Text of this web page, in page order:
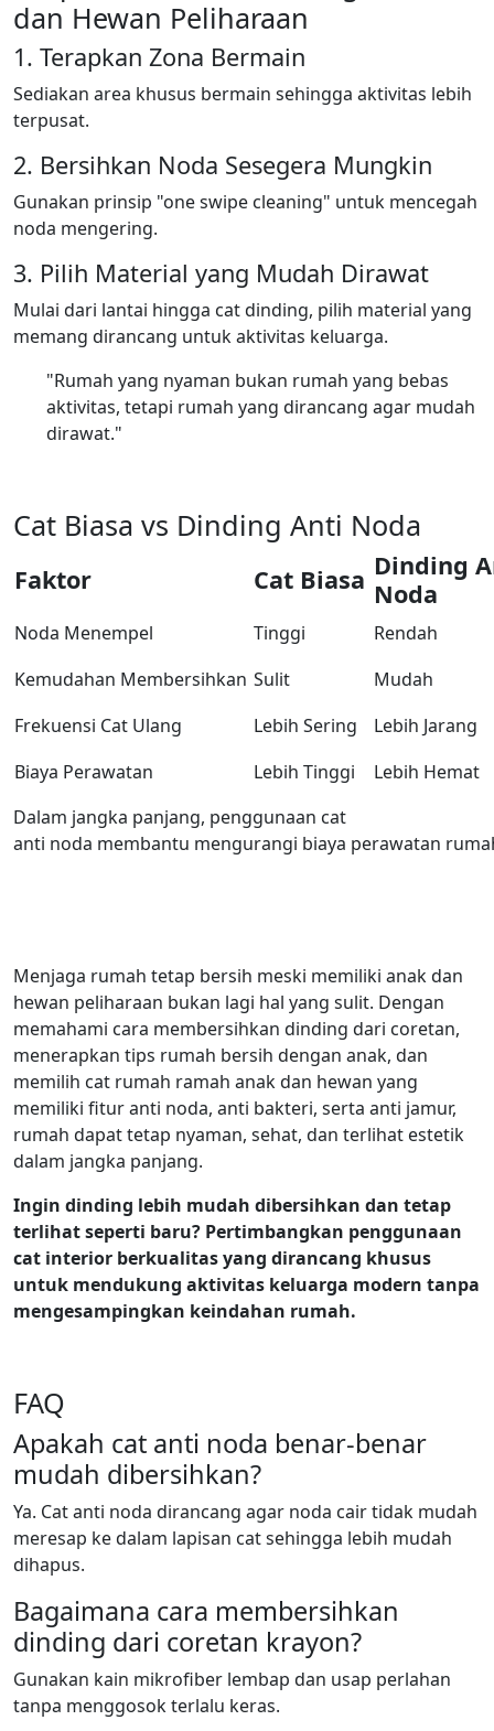
dan Hewan Peliharaan
1. Terapkan Zona Bermain
Sediakan area khusus bermain sehingga aktivitas lebih
terpusat.
2. Bersihkan Noda Sesegera Mungkin
Gunakan prinsip "one swipe cleaning" untuk mencegah
noda mengering.
3. Pilih Material yang Mudah Dirawat
Mulai dari lantai hingga cat dinding, pilih material yang
memang dirancang untuk aktivitas keluarga.
"Rumah yang nyaman bukan rumah yang bebas
aktivitas, tetapi rumah yang dirancang agar mudah
dirawat."
Cat Biasa vs Dinding Anti Noda
Faktor Cat Biasa Dinding
Noda
Noda Menempel Tinggi
Rendah
Kemudahan Membersihkan Sulit
Mudah
Frekuensi Cat Ulang Lebih Sering Lebih Jarang
Biaya Perawatan Lebih Tinggi Lebih Hemat
Dalam jangka panjang, penggunaan cat
anti noda membantu mengurangi biaya perawatan
Menjaga rumah tetap bersih meski memiliki anak dan
hewan peliharaan bukan lagi hal yang sulit. Dengan
memahami cara membersihkan dinding dari coretan,
menerapkan tips rumah bersih dengan anak, dan
memilih cat rumah ramah anak dan hewan yang
memiliki fitur anti noda, anti bakteri, serta anti jamur,
rumah dapat tetap nyaman, sehat, dan terlihat estetik
dalam jangka panjang.
Ingin dinding lebih mudah dibersihkan dan tetap
terlihat seperti baru? Pertimbangkan penggunaan
cat interior berkualitas yang dirancang khusus
untuk mendukung aktivitas keluarga modern tanpa
mengesampingkan keindahan rumah.
FAQ
Apakah cat anti noda benar-benar
mudah dibersihkan?
Ya. Cat anti noda dirancang agar noda cair tidak mudah
meresap ke dalam lapisan cat sehingga lebih mudah
dihapus.
Bagaimana cara membersihkan
dinding dari coretan krayon?
Gunakan kain mikrofiber lembap dan usap perlahan
tanpa menggosok terlalu keras.